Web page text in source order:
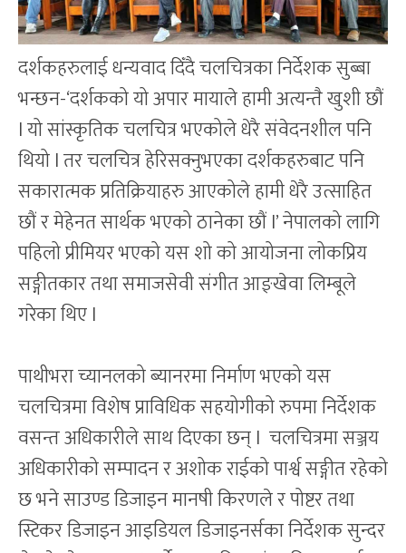
दर्शकहरुलाई धन्यवाद दिँदै चलचित्रका निर्देशक सुब्बा
भन्छन-‘दर्शकको यो अपार मायाले हामी अत्यन्तै खुशी छौं
l यो सांस्कृतिक चलचित्र भएकोले धेरै संवेदनशील पनि
थियो l तर चलचित्र हेरिसक्नुभएका दर्शकहरुबाट पनि
सकारात्मक प्रतिक्रियाहरु आएकोले हामी धेरै उत्साहित
छौं र मेहेनत सार्थक भएको ठानेका छौं l’ नेपालको लागि
पहिलो प्रीमियर भएको यस शो को आयोजना लोकप्रिय
सङ्गीतकार तथा समाजसेवी संगीत आङ्खेवा लिम्बूले
गरेका थिए l
पाथीभरा च्यानलको ब्यानरमा निर्माण भएको यस
चलचित्रमा विशेष प्राविधिक सहयोगीको रुपमा निर्देशक
वसन्त अधिकारीले साथ दिएका छन् l चलचित्रमा सञ्जय
अधिकारीको सम्पादन र अशोक राईको पार्श्व सङ्गीत रहेको
छ भने साउण्ड डिजाइन मानषी किरणले र पोष्टर तथा
स्टिकर डिजाइन आइडियल डिजाइनर्सका निर्देशक सुन्दर